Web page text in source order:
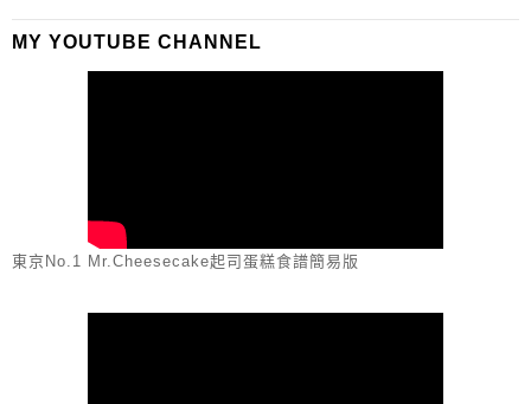
MY YOUTUBE CHANNEL
東京No.1 Mr.Cheesecake起司蛋糕食譜簡易版